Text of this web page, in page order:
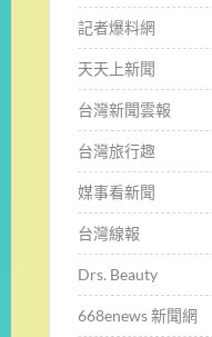
記者爆料網
天天上新聞
台灣新聞雲報
台灣旅行趣
媒事看新聞
台灣線報
Drs. Beauty
668enews 新聞網